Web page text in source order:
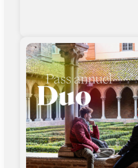
Conservez bien votre pass
l'année Pensez à vous munir
"Pass annuel" pour éviter